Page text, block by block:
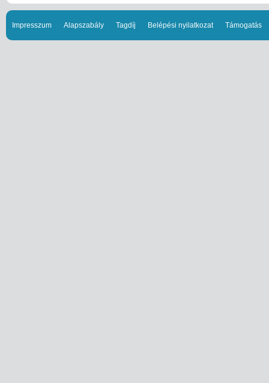
Impresszum Alapszabály Tagdíj Belépési nyilatkozat Támogatás